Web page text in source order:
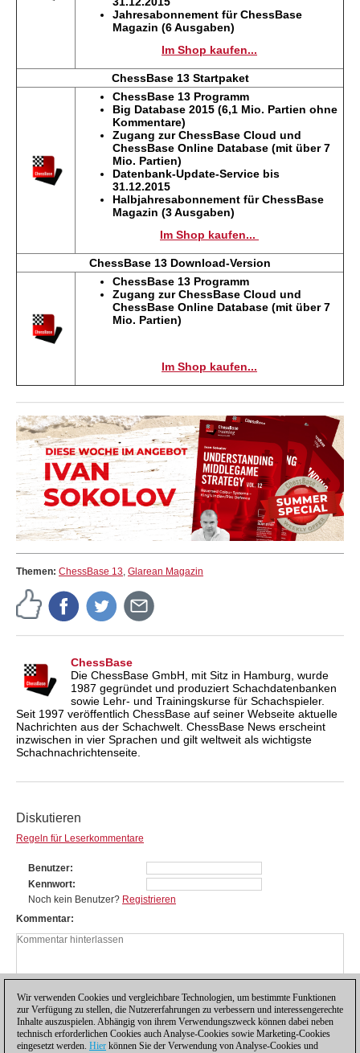
Jahresabonnement für ChessBase
Magazin (6 Ausgaben)
Im Shop kaufen...
ChessBase 13 Startpaket
ChessBase 13 Programm
Big Database 2015 (6,1 Mio. Partien ohne
Kommentare)
Zugang zurChessBase Cloud und
ChessBase Online Database (mit über 7
Mio. Partien)
Datenbank-Update-Service bis
31.12.2015
Halbjahresabonnement für ChessBase
Magazin (3 Ausgaben)
Im Shop kaufen...
ChessBase 13 Download-Version
ChessBase 13 Programm
Zugang zurChessBase Cloud und
ChessBase Online Database (mit über 7
Mio. Partien)
Im Shop kaufen...
Themen: ChessBase 13, Glarean Magazin
ChessBase
Die ChessBase GmbH, mit Sitz in Hamburg, wurde
1987 gegründet und produziert Schachdatenbanken
sowie Lehr- und Trainingskurse für Schachspieler.
Seit 1997 veröffentlich ChessBase auf seiner Webseite aktuelle
Nachrichten aus der Schachwelt. ChessBase News erscheint
inzwischen in vier Sprachen und gilt weltweit als wichtigste
Schachnachrichtenseite.
Diskutieren
Regeln für Leserkommentare
Benutzer
Kennwort
Noch kein Benutzer? Registrieren
Kommentar
Wir verwenden Cookies und vergleichbare Technologien, um bestimmte Funktionen
zur Verfügung zu stellen, die Nutzererfahrungen zu verbessern und interessengerechte
Inhalte auszuspielen. Abhängig von ihrem Verwendungszweck können dabei neben
technisch erforderlichen Cookies auch Analyse-Cookies sowie Marketing-Cookies
eingesetzt werden. Hier können Sie der Verwendung von Analyse-Cookies und